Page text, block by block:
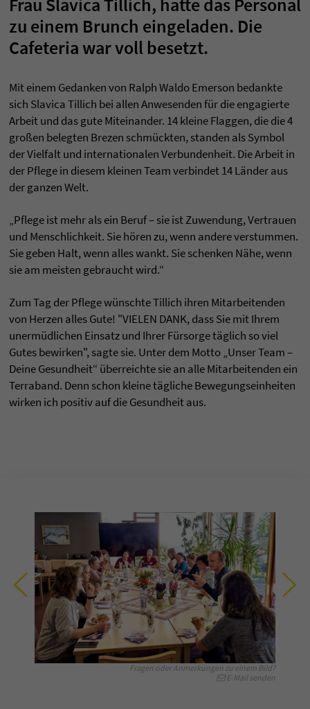
Frau Slavica Tillich, hatte das Personal
zu einem Brunch eingeladen. Die
Cafeteria war voll besetzt.
Mit einem Gedanken von Ralph Waldo Emerson bedankte
sich Slavica Tillich bei allen Anwesenden für die engagierte
Arbeit und das gute Miteinander. 14 kleine Flaggen, die die 4
großen belegten Brezen schmückten, standen als Symbol
der Vielfalt und internationalen Verbundenheit. Die Arbeit in
der Pflege in diesem kleinen Team verbindet 14 Länder aus
der ganzen Welt.
„Pflege ist mehr als ein Beruf – sie ist Zuwendung, Vertrauen
und Menschlichkeit. Sie hören zu, wenn andere verstummen.
Sie geben Halt, wenn alles wankt. Sie schenken Nähe, wenn
sie am meisten gebraucht wird.“
Zum Tag der Pflege wünschte Tillich ihren Mitarbeitenden
von Herzen alles Gute! "VIELEN DANK, dass Sie mit Ihrem
unermüdlichen Einsatz und Ihrer Fürsorge täglich so viel
Gutes bewirken", sagte sie. Unter dem Motto „Unser Team –
Deine Gesundheit“ überreichte sie an alle Mitarbeitenden ein
Terraband. Denn schon kleine tägliche Bewegungseinheiten
wirken ich positiv auf die Gesundheit aus.
Fragen oder Anmerkungen zu einem Bild?
E-Mail senden